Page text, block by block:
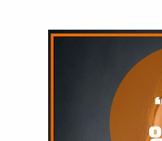
해야 해.)“She crammed
위해 밤새 벼락치기를 했
에 집중적으로 공부하는